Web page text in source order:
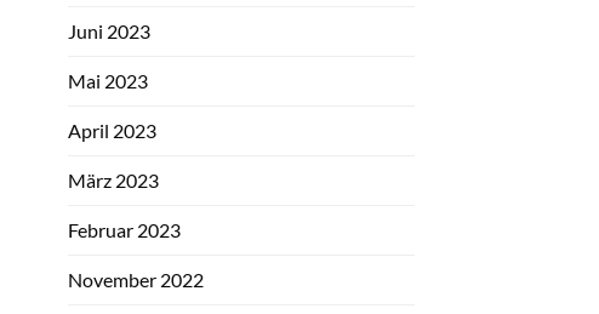
Juni 2023
Mai 2023
April 2023
März 2023
Februar 2023
November 2022